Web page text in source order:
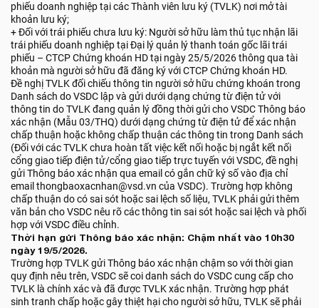
phiếu doanh nghiệp tại các Thành viên lưu ký (TVLK) nơi mở tài
khoản lưu ký;
+ Đối với trái phiếu chưa lưu ký: Người sở hữu làm thủ tục nhận lãi
trái phiếu doanh nghiệp tại Đại lý quản lý thanh toán gốc lãi trái
phiếu – CTCP Chứng khoán HD tại ngày 25/5/2026 thông qua tài
khoản mà người sở hữu đã đăng ký với CTCP Chứng khoán HD.
Đề nghị TVLK đối chiếu thông tin người sở hữu chứng khoán trong
Danh sách do VSDC lập và gửi dưới dạng chứng từ điện tử với
thông tin do TVLK đang quản lý đồng thời gửi cho VSDC Thông báo
xác nhận (Mẫu 03/THQ) dưới dạng chứng từ điện tử để xác nhận
chấp thuận hoặc không chấp thuận các thông tin trong Danh sách
(Đối với các TVLK chưa hoàn tất việc kết nối hoặc bị ngắt kết nối
cổng giao tiếp điện tử/cổng giao tiếp trực tuyến với VSDC, đề nghị
gửi Thông báo xác nhận qua email có gắn chữ ký số vào địa chỉ
email thongbaoxacnhan@vsd.vn của VSDC). Trường hợp không
chấp thuận do có sai sót hoặc sai lệch số liệu, TVLK phải gửi thêm
văn bản cho VSDC nêu rõ các thông tin sai sót hoặc sai lệch và phối
hợp với VSDC điều chỉnh.
Thời hạn gửi Thông báo xác nhận: Chậm nhất vào 10h30
ngày 19/5/2026.
Trường hợp TVLK gửi Thông báo xác nhận chậm so với thời gian
quy định nêu trên, VSDC sẽ coi danh sách do VSDC cung cấp cho
TVLK là chính xác và đã được TVLK xác nhận. Trường hợp phát
sinh tranh chấp hoặc gây thiệt hại cho người sở hữu, TVLK sẽ phải